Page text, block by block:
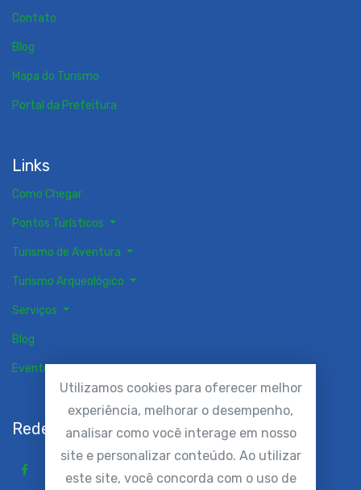
Contato
Blog
Mapa do Turismo
Portal da Prefeitura
Links
Como Chegar
Pontos Turísticos
Turismo de Aventura
Turismo Arqueológico
Serviços
Blog
Eventos
Redes Sociais
Utilizamos cookies para oferecer melhor
experiência, melhorar o desempenho,
analisar como você interage em nosso
site e personalizar conteúdo. Ao utilizar
este site, você concorda com o uso de